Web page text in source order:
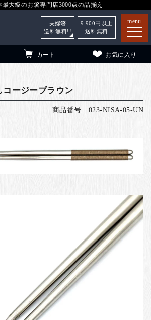
最大級のお箸専門店3000点の品揃え
menu
て
カート お気に入り
夫婦箸
送料無料!!
9,900 円以上
送料無料
コージーブラウン
商品番号 023-NISA-05-UN